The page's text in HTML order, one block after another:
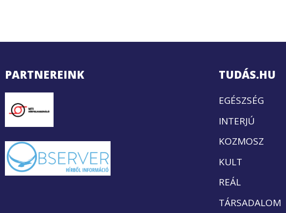
PARTNEREINK TUDÁS.HU
EGÉSZSÉG
INTERJÚ
KOZMOSZ
KULT
REÁL
TÁRSADALOM